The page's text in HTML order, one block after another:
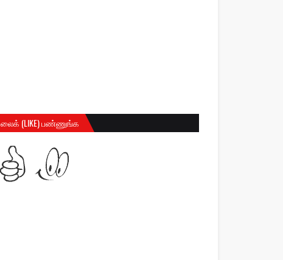
லைக் (LIKE) பண்ணுங்க